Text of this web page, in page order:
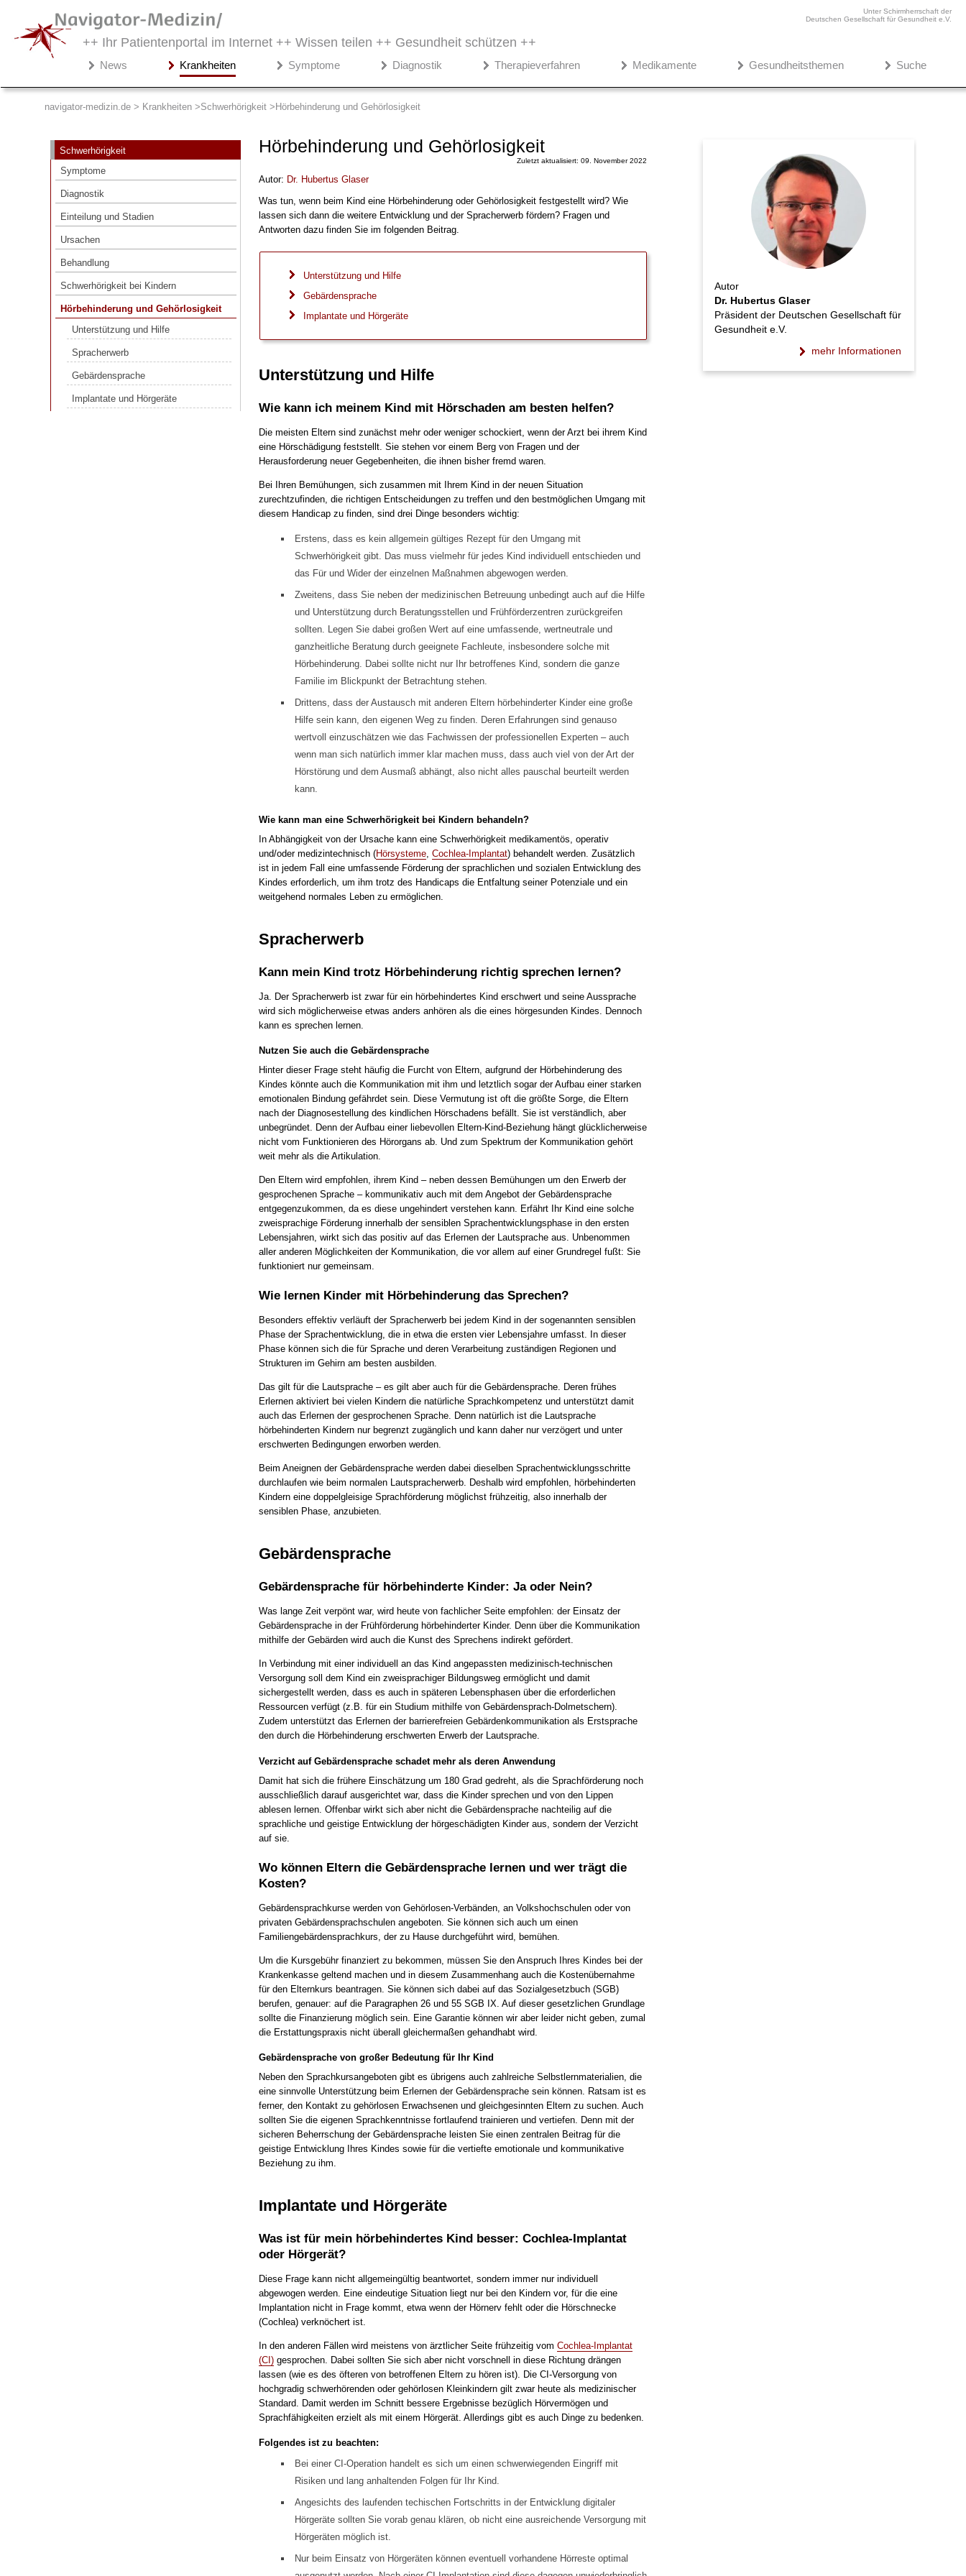
Unter Schirmherrschaft der
Deutschen Gesellschaft für Gesundheit e.V.
++ Ihr Patientenportal im Internet ++ Wissen teilen ++ Gesundheit schützen ++
News Krankheiten Symptome Diagnostik Therapieverfahren Medikamente Gesundheitsthemen Suche
navigator-medizin.de > Krankheiten Schwerhörigkeit Hörbehinderung und Gehörlosigkeit
Schwerhörigkeit
Symptome
Diagnostik
Einteilung und Stadien
Ursachen
Behandlung
Schwerhörigkeit bei Kindern
Hörbehinderung und Gehörlosigkeit
Unterstützung und Hilfe
Spracherwerb
Gebärdensprache
Implantate und Hörgeräte
Hörbehinderung und Gehörlosigkeit
Zuletzt aktualisiert: 09. November 2022
Autor: Dr. Hubertus Glaser
Was tun, wenn beim Kind eine Hörbehinderung oder Gehörlosigkeit festgestellt wird? Wie
lassen sich dann die weitere Entwicklung und der Spracherwerb fördern? Fragen und
Antworten dazu finden Sie im folgenden Beitrag.
Unterstützung und Hilfe
Gebärdensprache
Implantate und Hörgeräte
Unterstützung und Hilfe
Wie kann ich meinem Kind mit Hörschaden am besten helfen?
Die meisten Eltern sind zunächst mehr oder weniger schockiert, wenn der Arzt bei ihrem Kind
eine Hörschädigung feststellt. Sie stehen vor einem Berg von Fragen und der
Herausforderung neuer Gegebenheiten, die ihnen bisher fremd waren.
Bei Ihren Bemühungen, sich zusammen mit Ihrem Kind in der neuen Situation
zurechtzufinden, die richtigen Entscheidungen zu treffen und den bestmöglichen Umgang mit
diesem Handicap zu finden, sind drei Dinge besonders wichtig:
Erstens, dass es kein allgemein gültiges Rezept für den Umgang mit
Schwerhörigkeit gibt. Das muss vielmehr für jedes Kind individuell entschieden und
das Für und Wider der einzelnen Maßnahmen abgewogen werden.
Zweitens, dass Sie neben der medizinischen Betreuung unbedingt auch auf die Hilfe
und Unterstützung durch Beratungsstellen und Frühförderzentren zurückgreifen
sollten. Legen Sie dabei großen Wert auf eine umfassende, wertneutrale und
ganzheitliche Beratung durch geeignete Fachleute, insbesondere solche mit
Hörbehinderung. Dabei sollte nicht nur Ihr betroffenes Kind, sondern die ganze
Familie im Blickpunkt der Betrachtung stehen.
Drittens, dass der Austausch mit anderen Eltern hörbehinderter Kinder eine große
Hilfe sein kann, den eigenen Weg zu finden. Deren Erfahrungen sind genauso
wertvoll einzuschätzen wie das Fachwissen der professionellen Experten – auch
wenn man sich natürlich immer klar machen muss, dass auch viel von der Art der
Hörstörung und dem Ausmaß abhängt, also nicht alles pauschal beurteilt werden
kann.
Wie kann man eine Schwerhörigkeit bei Kindern behandeln?
In Abhängigkeit von der Ursache kann eine Schwerhörigkeit medikamentös, operativ
und/oder medizintechnisch (Hörsysteme, Cochlea-Implantat) behandelt werden. Zusätzlich
ist in jedem Fall eine umfassende Förderung der sprachlichen und sozialen Entwicklung des
Kindes erforderlich, um ihm trotz des Handicaps die Entfaltung seiner Potenziale und ein
weitgehend normales Leben zu ermöglichen.
Spracherwerb
Kann mein Kind trotz Hörbehinderung richtig sprechen lernen?
Ja. Der Spracherwerb ist zwar für ein hörbehindertes Kind erschwert und seine Aussprache
wird sich möglicherweise etwas anders anhören als die eines hörgesunden Kindes. Dennoch
kann es sprechen lernen.
Nutzen Sie auch die Gebärdensprache
Hinter dieser Frage steht häufig die Furcht von Eltern, aufgrund der Hörbehinderung des
Kindes könnte auch die Kommunikation mit ihm und letztlich sogar der Aufbau einer starken
emotionalen Bindung gefährdet sein. Diese Vermutung ist oft die größte Sorge, die Eltern
nach der Diagnosestellung des kindlichen Hörschadens befällt. Sie ist verständlich, aber
unbegründet. Denn der Aufbau einer liebevollen Eltern-Kind-Beziehung hängt glücklicherweise
nicht vom Funktionieren des Hörorgans ab. Und zum Spektrum der Kommunikation gehört
weit mehr als die Artikulation.
Den Eltern wird empfohlen, ihrem Kind – neben dessen Bemühungen um den Erwerb der
gesprochenen Sprache – kommunikativ auch mit dem Angebot der Gebärdensprache
entgegenzukommen, da es diese ungehindert verstehen kann. Erfährt Ihr Kind eine solche
zweisprachige Förderung innerhalb der sensiblen Sprachentwicklungsphase in den ersten
Lebensjahren, wirkt sich das positiv auf das Erlernen der Lautsprache aus. Unbenommen
aller anderen Möglichkeiten der Kommunikation, die vor allem auf einer Grundregel fußt: Sie
funktioniert nur gemeinsam.
Wie lernen Kinder mit Hörbehinderung das Sprechen?
Besonders effektiv verläuft der Spracherwerb bei jedem Kind in der sogenannten sensiblen
Phase der Sprachentwicklung, die in etwa die ersten vier Lebensjahre umfasst. In dieser
Phase können sich die für Sprache und deren Verarbeitung zuständigen Regionen und
Strukturen im Gehirn am besten ausbilden.
Das gilt für die Lautsprache – es gilt aber auch für die Gebärdensprache. Deren frühes
Erlernen aktiviert bei vielen Kindern die natürliche Sprachkompetenz und unterstützt damit
auch das Erlernen der gesprochenen Sprache. Denn natürlich ist die Lautsprache
hörbehinderten Kindern nur begrenzt zugänglich und kann daher nur verzögert und unter
erschwerten Bedingungen erworben werden.
Beim Aneignen der Gebärdensprache werden dabei dieselben Sprachentwicklungsschritte
durchlaufen wie beim normalen Lautspracherwerb. Deshalb wird empfohlen, hörbehinderten
Kindern eine doppelgleisige Sprachförderung möglichst frühzeitig, also innerhalb der
sensiblen Phase, anzubieten.
Gebärdensprache
Gebärdensprache für hörbehinderte Kinder: Ja oder Nein?
Was lange Zeit verpönt war, wird heute von fachlicher Seite empfohlen: der Einsatz der
Gebärdensprache in der Frühförderung hörbehinderter Kinder. Denn über die Kommunikation
mithilfe der Gebärden wird auch die Kunst des Sprechens indirekt gefördert.
In Verbindung mit einer individuell an das Kind angepassten medizinisch-technischen
Versorgung soll dem Kind ein zweisprachiger Bildungsweg ermöglicht und damit
sichergestellt werden, dass es auch in späteren Lebensphasen über die erforderlichen
Ressourcen verfügt (z.B. für ein Studium mithilfe von Gebärdensprach-Dolmetschern).
Zudem unterstützt das Erlernen der barrierefreien Gebärdenkommunikation als Erstsprache
den durch die Hörbehinderung erschwerten Erwerb der Lautsprache.
Verzicht auf Gebärdensprache schadet mehr als deren Anwendung
Damit hat sich die frühere Einschätzung um 180 Grad gedreht, als die Sprachförderung noch
ausschließlich darauf ausgerichtet war, dass die Kinder sprechen und von den Lippen
ablesen lernen. Offenbar wirkt sich aber nicht die Gebärdensprache nachteilig auf die
sprachliche und geistige Entwicklung der hörgeschädigten Kinder aus, sondern der Verzicht
auf sie.
Wo können Eltern die Gebärdensprache lernen und wer trägt die
Kosten?
Gebärdensprachkurse werden von Gehörlosen-Verbänden, an Volkshochschulen oder von
privaten Gebärdensprachschulen angeboten. Sie können sich auch um einen
Familiengebärdensprachkurs, der zu Hause durchgeführt wird, bemühen.
Um die Kursgebühr finanziert zu bekommen, müssen Sie den Anspruch Ihres Kindes bei der
Krankenkasse geltend machen und in diesem Zusammenhang auch die Kostenübernahme
für den Elternkurs beantragen. Sie können sich dabei auf das Sozialgesetzbuch (SGB)
berufen, genauer: auf die Paragraphen 26 und 55 SGB IX. Auf dieser gesetzlichen Grundlage
sollte die Finanzierung möglich sein. Eine Garantie können wir aber leider nicht geben, zumal
die Erstattungspraxis nicht überall gleichermaßen gehandhabt wird.
Gebärdensprache von großer Bedeutung für Ihr Kind
Neben den Sprachkursangeboten gibt es übrigens auch zahlreiche Selbstlernmaterialien, die
eine sinnvolle Unterstützung beim Erlernen der Gebärdensprache sein können. Ratsam ist es
ferner, den Kontakt zu gehörlosen Erwachsenen und gleichgesinnten Eltern zu suchen. Auch
sollten Sie die eigenen Sprachkenntnisse fortlaufend trainieren und vertiefen. Denn mit der
sicheren Beherrschung der Gebärdensprache leisten Sie einen zentralen Beitrag für die
geistige Entwicklung Ihres Kindes sowie für die vertiefte emotionale und kommunikative
Beziehung zu ihm.
Implantate und Hörgeräte
Was ist für mein hörbehindertes Kind besser: Cochlea-Implantat
oder Hörgerät?
Diese Frage kann nicht allgemeingültig beantwortet, sondern immer nur individuell
abgewogen werden. Eine eindeutige Situation liegt nur bei den Kindern vor, für die eine
Implantation nicht in Frage kommt, etwa wenn der Hörnerv fehlt oder die Hörschnecke
(Cochlea) verknöchert ist.
In den anderen Fällen wird meistens von ärztlicher Seite frühzeitig vom Cochlea-Implantat
(CI)gesprochen. Dabei sollten Sie sich aber nicht vorschnell in diese Richtung drängen
lassen (wie es des öfteren von betroffenen Eltern zu hören ist). Die CI-Versorgung von
hochgradig schwerhörenden oder gehörlosen Kleinkindern gilt zwar heute als medizinischer
Standard. Damit werden im Schnitt bessere Ergebnisse bezüglich Hörvermögen und
Sprachfähigkeiten erzielt als mit einem Hörgerät. Allerdings gibt es auch Dinge zu bedenken.
Folgendes ist zu beachten:
Bei einer CI-Operation handelt es sich um einen schwerwiegenden Eingriff mit
Risiken und lang anhaltenden Folgen für Ihr Kind.
Angesichts des laufenden techischen Fortschritts in der Entwicklung digitaler
Hörgeräte sollten Sie vorab genau klären, ob nicht eine ausreichende Versorgung mit
Hörgeräten möglich ist.
Nur beim Einsatz von Hörgeräten können eventuell vorhandene Hörreste optimal
Navigator-
▾
Krankheiten
Schwerhörigkeit
Symptome
Diagnostik
Einteilung und Stadien
Ursachen
Behandlung
Schwerhörigkeit bei Kindern
Hörbehinderung und Gehörlosigkeit
Unterstützung und Hilfe
Spracherwerb
Gebärdensprache
Implantate und Hörgeräte
Autor
Dr. Hubertus Glaser
Präsident der Deutschen Gesellschaft für
Gesundheit e.V.
mehr Informationen